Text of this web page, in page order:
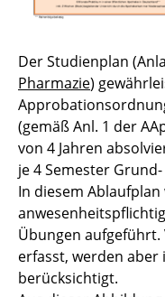
Der Studienplan
Pharmazie)
(gemäß Anl. 1 der
von 4 Jahren
je 4 Semester
In diesem
Übungen
erfasst, werden aber
berücksichtigt.